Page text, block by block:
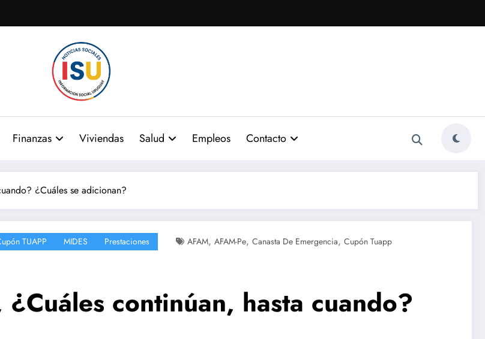
Finanzas Viviendas Salud Empleos Contacto
¿Cuáles se adicionan?
TUAPP MIDES Prestaciones AFAM, AFAM-Pe, Canasta De Emergencia, Cupón Tuapp
continúan, hasta cuando?